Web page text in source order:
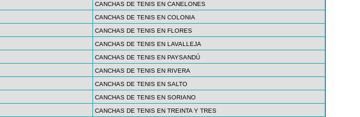
CANCHAS DE TENIS EN CANELONES
CANCHAS DE TENIS EN COLONIA
CANCHAS DE TENIS EN FLORES
CANCHAS DE TENIS EN LAVALLEJA
CANCHAS DE TENIS EN PAYSANDÚ
CANCHAS DE TENIS EN RIVERA
CANCHAS DE TENIS EN SALTO
CANCHAS DE TENIS EN SORIANO
CANCHAS DE TENIS EN TREINTA Y TRES